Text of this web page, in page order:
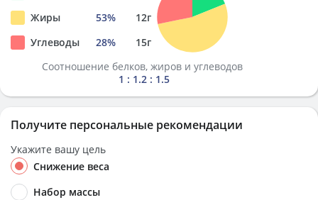
Жиры
53% 12г
Углеводы
28% 15г
Соотношение белков, жиров и углеводов
1 : 1.2 : 1.5
Получите персональные рекомендации
Укажите вашу цель
Снижение веса
Набор массы